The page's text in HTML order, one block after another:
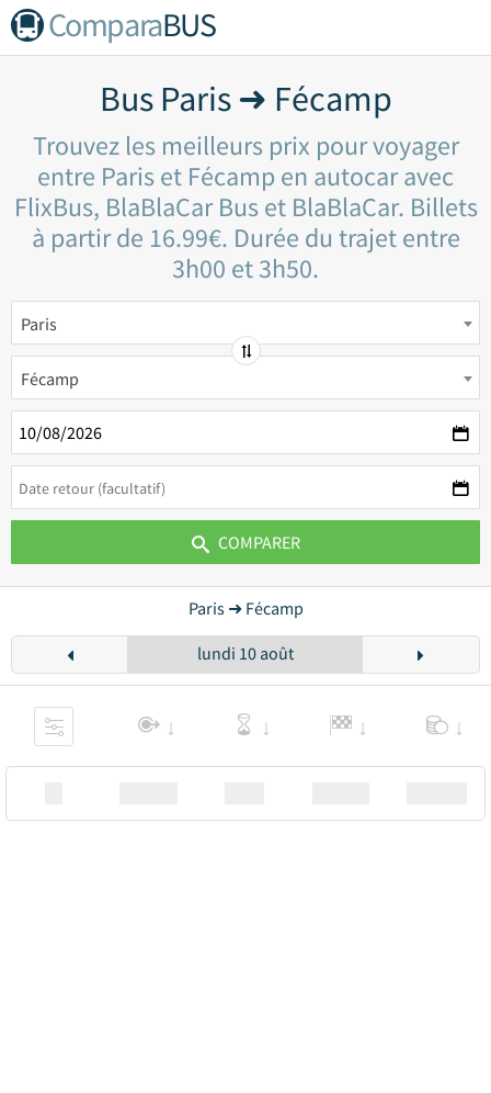
ComparaBUS
Bus Paris ➜ Fécamp
Trouvez les meilleurs prix pour voyager
entre Paris et Fécamp en autocar avec
FlixBus, BlaBlaCar Bus et BlaBlaCar. Billets
à partir de 16.99€. Durée du trajet entre
3h00 et 3h50.
Paris
Fécamp
COMPARER
Paris ➜ Fécamp
lundi 10 août